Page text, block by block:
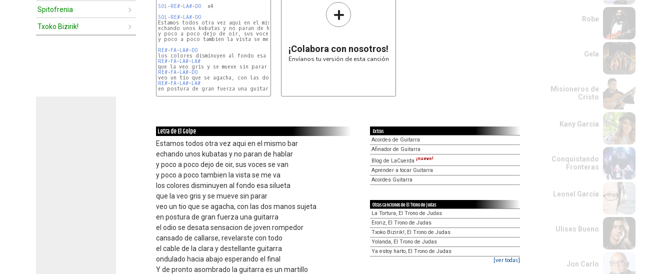
Spitofrenia
Txoko Bizirik!
SOL-RE#-LA#-DO
  x4
SOL-RE#-LA#-DO
Estamos todos otra vez aqui en el mismo bar
echando unos kubatas y no paran de hablar
y poco a poco dejo de oir, sus voces se van
y poco a poco tambien la vista se me va
RE#-FA-LA#-DO
RE#-FA-LA#-LA#
RE#-FA-LA#-DO
RE#-FA-LA#-LA#
en postura de gran fuerza una guitarra
+
¡Colabora con nosotros!
Envíanos tu versión de esta canción
Letra de El Golpe
Estamos todos otra vez aqui en el mismo bar
echando unos kubatas y no paran de hablar
y poco a poco dejo de oir, sus voces se van
y poco a poco tambien la vista se me va
los colores disminuyen al fondo esa silueta
que la veo gris y se mueve sin parar
veo un tio que se agacha, con las dos manos sujeta
en postura de gran fuerza una guitarra
el odio se desata sensacion de joven rompedor
cansado de callarse, revelarste con todo
el cable de la clara y destellante guitarra
ondulado hacia abajo esperando el final
Y de pronto asombrado la guitarra es un martillo
Extras
Acordes de Guitarra
Afinador de Guitarra
Blog de LaCuerda ¡nuevo!
Aprender a tocar Guitarra
Acordes Guitarra
Otras canciones de El Trono de Judas
La Tortura, El Trono de Judas
Eroriz, El Trono de Judas
Txoko Bizirik!, El Trono de Judas
Yolanda, El Trono de Judas
Ya estoy harto, El Trono de Judas
[ver todas]
Robe
Gela
Misioneros de
Cristo
Kany García
Conquistando
Fronteras
Leonel García
Ulises Bueno
Jon Carlo